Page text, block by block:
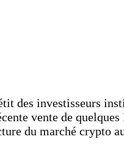
des investisseurs
vente de
du marché crypto